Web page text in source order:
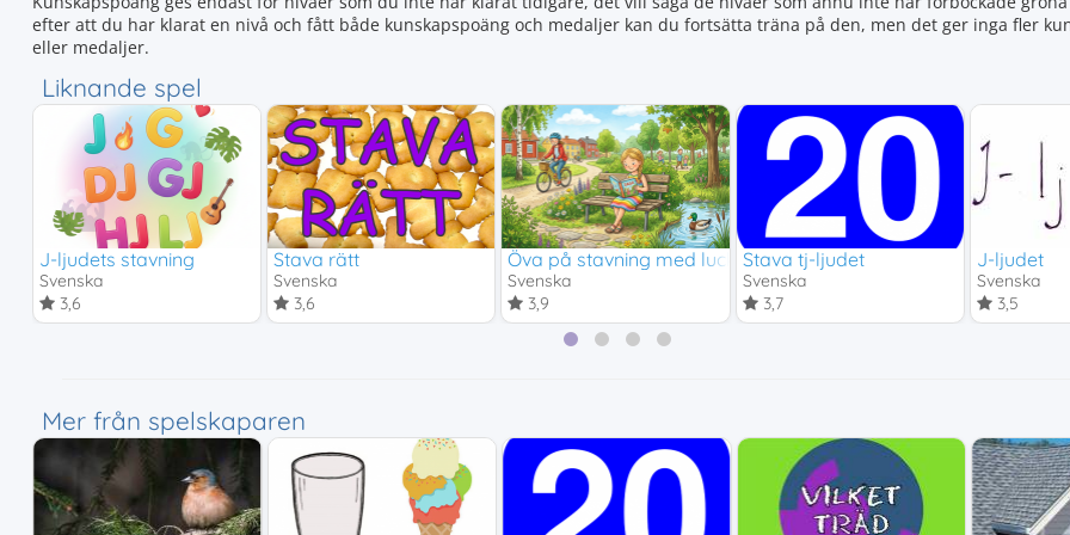
efter att du har klarat en nivå och fått både kunskapspoäng och medaljer kan du fortsätta träna på den, men det ger inga fler
eller medaljer.
Liknande spel
J-ljudets stavning
Svenska
3,6
Stava rätt
Svenska
3,6
Öva på stavning med luckmeningar
Svenska
3,9
Stava tj-ljudet
Svenska
3,7
J-ljudet
Svenska
3,5
Mer från spelskaparen